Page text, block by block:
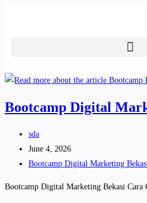
Bootcamp Digital
sda
June 4, 2026
Bootcamp Digital Marketing
Bootcamp Digital Marketing Bekasi